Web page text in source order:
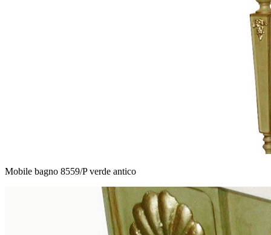
Mobile bagno 8559/P verde antico